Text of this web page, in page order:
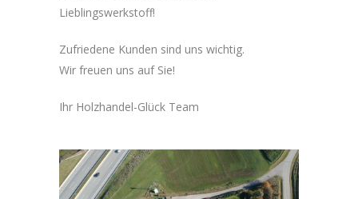
Lieblingswerkstoff!
Zufriedene Kunden sind uns wichtig.
Wir freuen uns auf Sie!
Ihr Holzhandel-Glück Team